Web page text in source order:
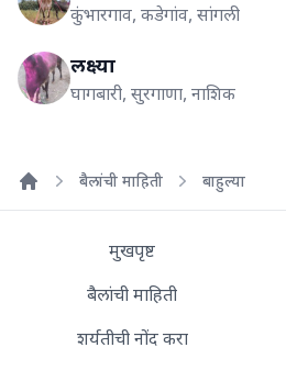
कुंभारगाव, कडेगांव, सांगली
लक्ष्या
घागबारी, सुरगाणा, नाशिक
बैलांची माहिती बाहुल्या
मुखपृष्ट
बैलांची माहिती
शर्यतीची नोंद करा